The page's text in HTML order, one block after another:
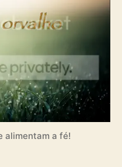
b
l
c
a
ç
ã
o
s
d
e
r
v
a
l
h
o
(
alimentam a fé!